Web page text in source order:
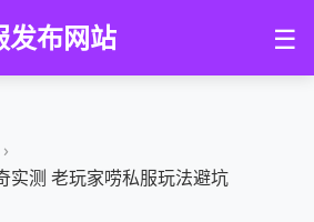
布网站 ☰
实测 老玩家唠私服玩法避坑